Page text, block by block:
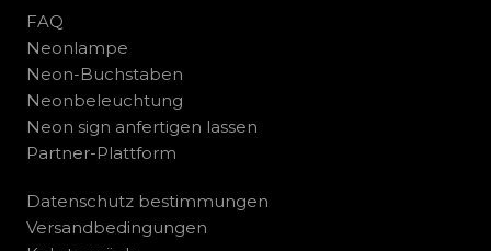
FAQ
Neonlampe
Neon-Buchstaben
Neonbeleuchtung
Neon sign anfertigen lassen
Partner-Plattform
Datenschutz bestimmungen
Versandbedingungen